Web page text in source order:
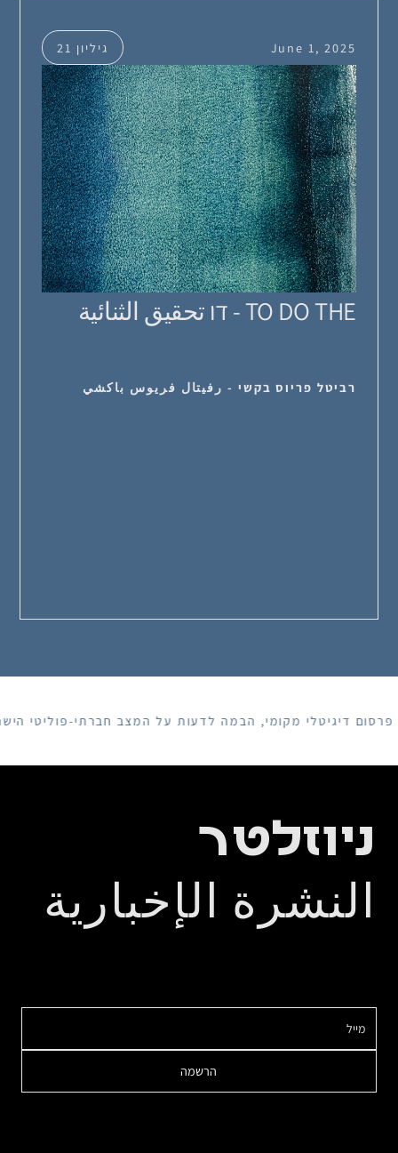
June 1, 2025 גיליון 21
TO DO THE - דו تحقيق الثنائية
רביטל פריוס בקשי - رفيتال فريوس باكشي
דיגיטלי מקומי, הבמה לדעות על המצב חברתי-פוליטי
ניוזלטר
النشرة الإخبارية